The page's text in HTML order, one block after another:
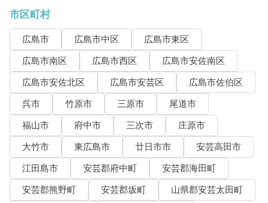
市区町村
広島市 広島市中区
広島市東区
広島市南区
広島市西区
広島市安佐南区
広島市安佐北区
広島市安芸区
広島市佐伯区
呉市
竹原市 三原市
尾道市
福山市
府中市 三次市
庄原市
大竹市
東広島市 廿日市市
安芸高田市
江田島市
安芸郡府中町
安芸郡海田町
安芸郡熊野町
安芸郡坂町
山県郡安芸太田町